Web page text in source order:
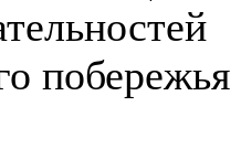
побережья